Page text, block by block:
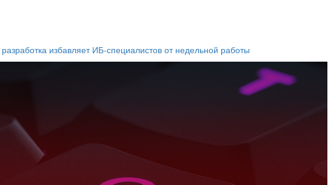
избавляет ИБ-специалистов от недельной работы